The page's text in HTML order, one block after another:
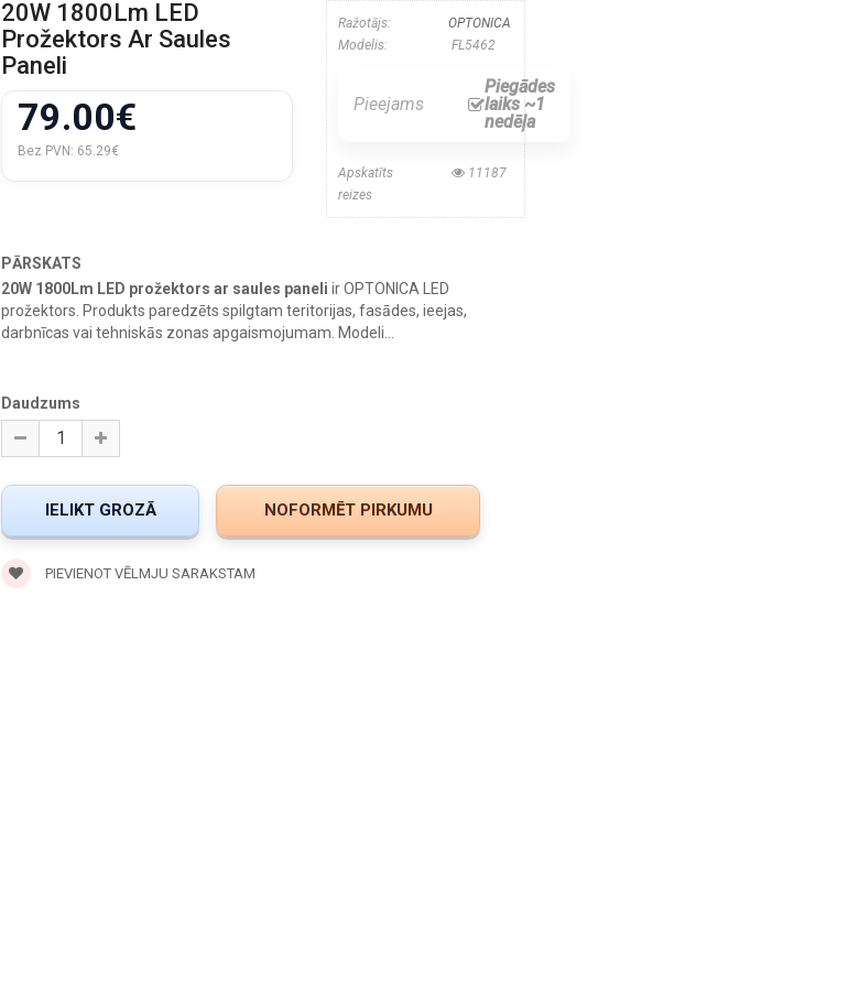
20W 1800Lm LED
Prožektors Ar Saules
Paneli
79.00€
Bez PVN: 65.29€
Ražotājs:
OPTONICA
Modelis:
FL5462
Pieejams
Piegādes
laiks ~1
nedēļa
Apskatīts
11187
reizes
PĀRSKATS
20W 1800Lm LED prožektors ar saules paneli ir OPTONICA LED
prožektors. Produkts paredzēts spilgtam teritorijas, fasādes, ieejas,
darbnīcas vai tehniskās zonas apgaismojumam. Modeli...
Daudzums
PIEVIENOT VĒLMJU SARAKSTAM